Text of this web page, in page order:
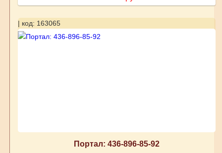
| код: 163065
Портал: 436-896-85-92